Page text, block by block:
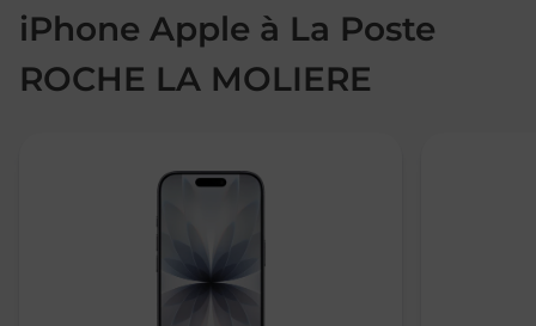
iPhone Apple à La Poste
ROCHE LA MOLIERE